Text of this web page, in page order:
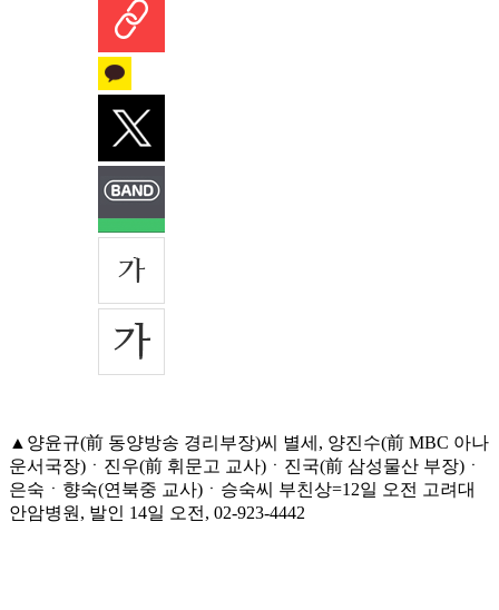
▲양윤규(前 동양방송 경리부장)씨 별세, 양진수(前 MBC 아나
운서국장)ㆍ진우(前 휘문고 교사)ㆍ진국(前 삼성물산 부장)ㆍ
은숙ㆍ향숙(연북중 교사)ㆍ승숙씨 부친상=12일 오전 고려대
안암병원, 발인 14일 오전, 02-923-4442